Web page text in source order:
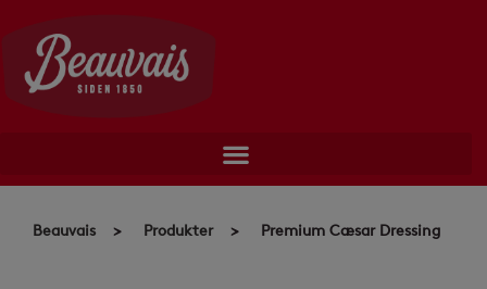
content
Beauvais > Produkter> Premium Cæsar Dressing